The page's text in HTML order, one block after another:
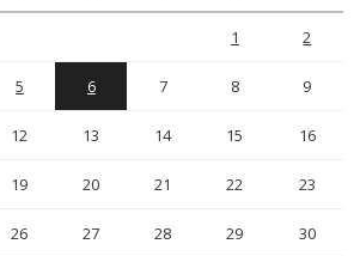
1 2
5 6 7 8 9
12 13 14 15 16
19 20 21 22 23
26 27 28 29 30